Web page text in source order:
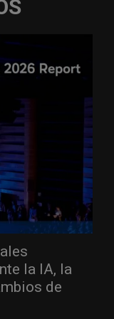
la IA, la
de